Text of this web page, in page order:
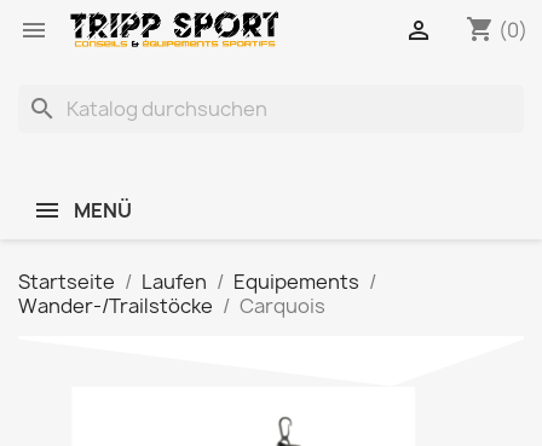
 shopping_cart (0)

search
MENÜ
Startseite Laufen
Equipements
Wander-/Trailstöcke
Carquois